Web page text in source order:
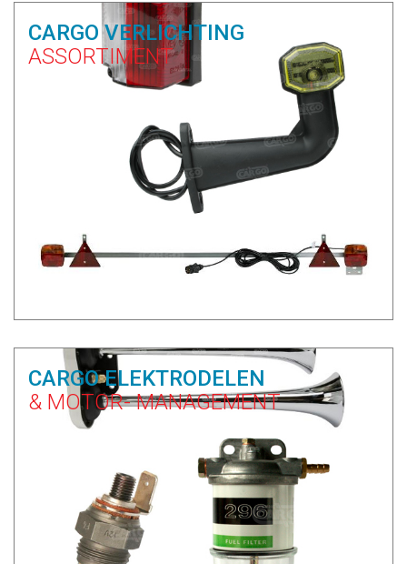
CARGO VERLICHTING
ASSORTIMENT
CARGO ELEKTRODELEN
& MOTOR- MANAGEMENT